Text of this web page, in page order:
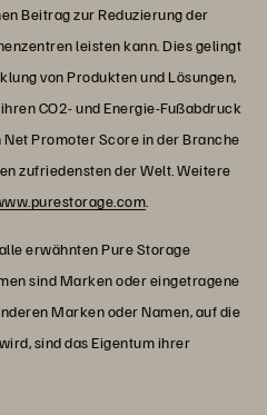
Beitrag zur Reduzierung der
leisten kann. Dies gelingt
von Produkten und Lösungen,
CO2- und Energie-Fußabdruck
Promoter Score in der Branche
zufriedensten der Welt. Weitere
erwähnten Pure Storage
sind Marken oder eingetragene
Marken oder Namen, auf die
sind das Eigentum ihrer